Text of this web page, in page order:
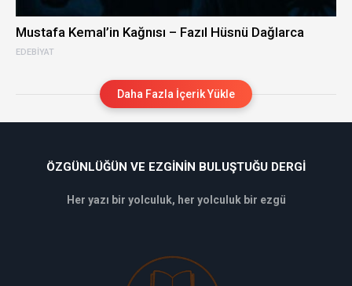
EDEBIYAT
Mustafa Kemal’in Kağnısı – Fazıl Hüsnü Dağlarca
Daha Fazla İçerik Yükle
ÖZGÜNLÜĞÜN VE EZGININ BULUŞTUĞU DERGI
Her yazı bir yolculuk, her yolculuk bir ezgü